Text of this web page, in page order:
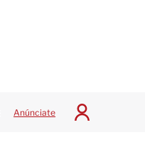
Anúnciate
I